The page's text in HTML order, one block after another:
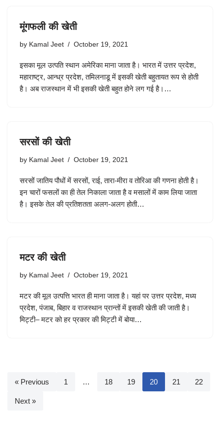
मूंगफली की खेती
by Kamal Jeet October 19, 2021
इसका मूल उत्पति स्थान अमेरिका माना जाता है। भारत में उत्तर प्रदेश,
महाराष्ट्र, आन्ध्र प्रदेश, तमिलनाडू में इसकी खेती बहुतायत रूप से होती
है। अब राजस्थान में भी इसकी खेती बहुत होने लग गई है।…
सरसों की खेती
by Kamal Jeet October 19, 2021
सरसों जातिय पौधों में सरसों, राई, तारा-मीरा व तोरिआ की गणना होती है।
इन चारों फसलों का ही तेल निकाला जाता है व मसालों में काम लिया जाता
है। इसके तेल की प्रतिशतता अलग-अलग होती…
मटर की खेती
by Kamal Jeet October 19, 2021
मटर की मूल उत्पत्ति भारत ही माना जाता है। यहां पर उत्तर प्रदेश, मध्य
प्रदेश, पंजाब, बिहार व राजस्थान प्रान्तों में इसकी खेती की जाती है।
मिट्टी– मटर को हर प्रकार की मिट्टी में बोया…
« Previous 1 … 18 19 20 21 22
Next »